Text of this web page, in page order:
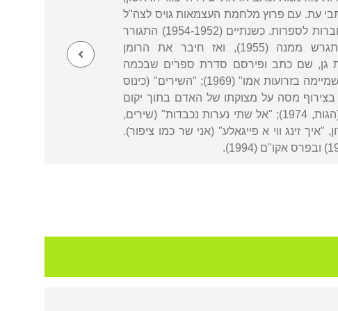
ומסות בכתבי עת. עם פרוץ מלחמת העצמאות גויס לצה"ל
ופיקד כסמל על מחלקה קרבית. קובץ שיריו הראשון, "משא דומה", יצא ב-1951 בהוצאת מחברות לספרות. כשנתיים (1954-1952) התגורר
ועבד בקיבוצים כנרת ויפעת (באחרון שימש כמורה). חזר לירושלים, נשא אישה, התגרש ממנה (1955), ואז חיבר את הרומן
כמשל" (1958). נישא שנית (1962), ומאז 1965 התגורר ברמת גן, שם כתב ופירסם סדרת ספרים שבכמה
מכותרותיהם הסתמנה מגמה עקבית: "על מצבו של האדם" (1967); "מות אבימלך ועלייתו השמיימה בזרועות אמו" (1969); "השירים" (כינוס
בוער לאט, הנהר הירוק זורם לעד" (סיפורים, 1970); "נסיעה: בצירוף מסה על מצוקתו של האדם בתוך יקום
הכוכבים" (מסות, 1971); "נסיעה בארץ ישראל" "והרהורים על אהבתו הנכזבת של אלוהים" (הגות, 1974); "אל שתי נערות נכבדות" (שירים,
לחיים עד פטירתו. ב-1993 פירסם קובץ אחרון, "איך זינג ווי א פייגאלע" (אני שר כמו ציפור).